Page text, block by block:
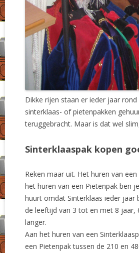
Dikke rijen staan er ieder jaar
sinterklaas- of pietenpakken
teruggebracht. Maar is dat wel
Sinterklaaspak kopen
Reken maar uit. Het huren van
het huren van een Pietenpak ben
huurt omdat Sinterklaas ieder
de leeftijd van 3 tot en met 8 jaar,
langer.
Aan het huren van een
een Pietenpak tussen de 210 en